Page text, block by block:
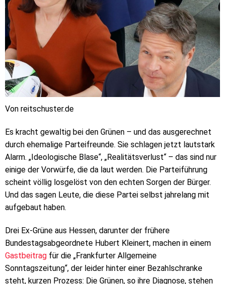
Von reitschuster.de
Es kracht gewaltig bei den Grünen – und das ausgerechnet
durch ehemalige Parteifreunde. Sie schlagen jetzt lautstark
Alarm. „Ideologische Blase“, „Realitätsverlust“ – das sind nur
einige der Vorwürfe, die da laut werden. Die Parteiführung
scheint völlig losgelöst von den echten Sorgen der Bürger.
Und das sagen Leute, die diese Partei selbst jahrelang mit
aufgebaut haben.
Drei Ex-Grüne aus Hessen, darunter der frühere
Bundestagsabgeordnete Hubert Kleinert, machen in einem
Gastbeitrag für die „Frankfurter Allgemeine
Sonntagszeitung“, der leider hinter einer Bezahlschranke
steht, kurzen Prozess: Die Grünen, so ihre Diagnose, stehen